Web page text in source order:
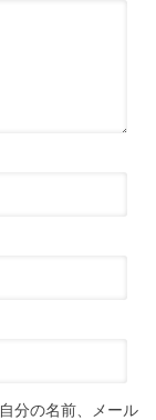
分の名前、メール